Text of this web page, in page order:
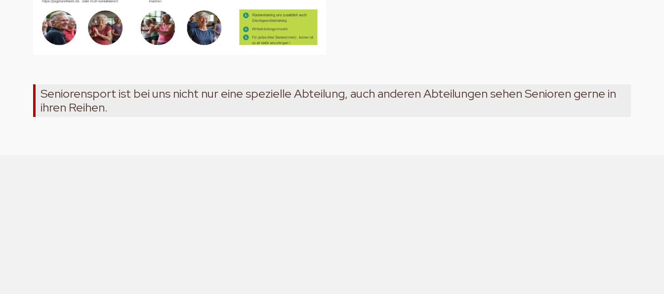
Seniorensport ist bei uns nicht nur eine spezielle Abteilung, auch anderen Abteilungen sehen Senioren gerne in
ihren Reihen.